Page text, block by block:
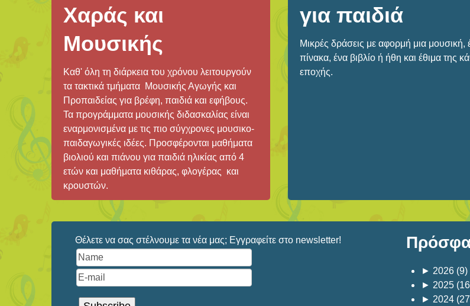
Χαράς και
Μουσικής
Καθ' όλη τη διάρκεια του χρόνου λειτουργούν
τα τακτικά τμήματα Μουσικής Αγωγής και
Προπαιδείας για βρέφη, παιδιά και εφήβους.
Τα προγράμματα μουσικής διδασκαλίας είναι
εναρμονισμένα με τις πιο σύγχρονες μουσικο-
παιδαγωγικές ιδέες. Προσφέρονται μαθήματα
βιολιού και πιάνου για παιδιά ηλικίας από 4
ετών και μαθήματα κιθάρας, φλογέρας και
κρουστών.
για παιδιά
Μικρές δράσεις με αφορμή μια μουσική,
πίνακα, ένα βιβλίο ή ήθη και έθιμα της
εποχής.
Θέλετε να σας στέλνουμε τα νέα μας; Εγγραφείτε στο newsletter!
► 2026 (9)
► 2025
► 2024